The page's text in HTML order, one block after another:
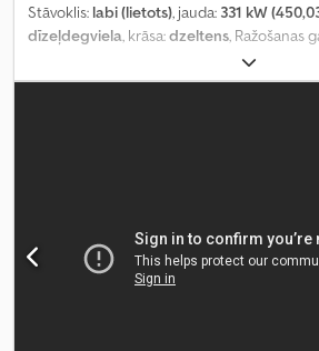
Stāvoklis: labi (lietots), jauda: 331 kW
dīzeļdegviela, krāsa:dzeltens, Ražošanas